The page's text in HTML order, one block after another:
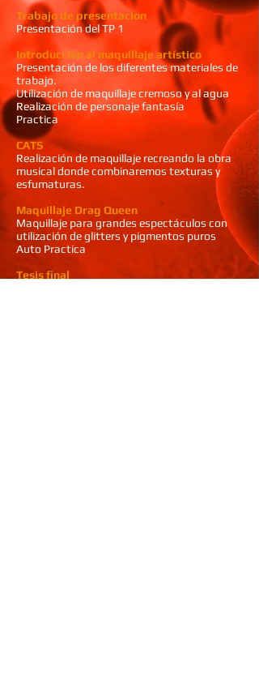
Trabajo de presentacion
Presentación del TP 1
Introducción al maquillaje artístico
Presentación de los diferentes materiales de
trabajo.
Utilización de maquillaje cremoso y al agua
Realización de personaje fantasía
Practica
CATS
Realización de maquillaje recreando la obra
musical donde combinaremos texturas y
esfumaturas.
Maquillaje Drag Queen
Maquillaje para grandes espectáculos con
utilización de glitters y pigmentos puros
Auto Practica
Tesis final